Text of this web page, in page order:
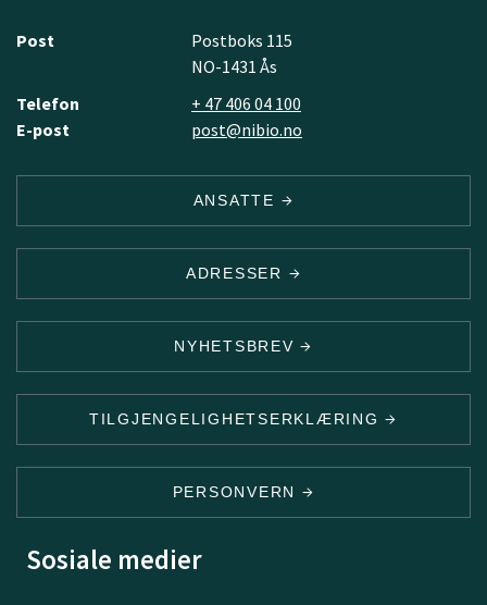
Post
Postboks 115
NO-1431 Ås
Telefon
+ 47 406 04 100
E-post
post@nibio.no
ANSATTE
ADRESSER
NYHETSBREV
TILGJENGELIGHETSERKLÆRING
PERSONVERN
Sosiale medier